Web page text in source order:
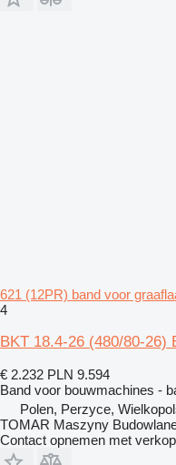
621 (12PR) band voor
4
BKT 18.4-26 (480/80-26)
€ 2.232 PLN 9.594
Band voor bouwmachines -
Polen, Perzyce,
TOMAR Maszyny
Contact opnemen met